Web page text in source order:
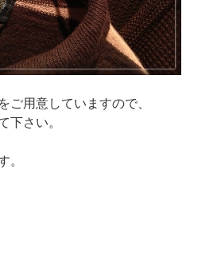
ご用意していますので、
下さい。
。